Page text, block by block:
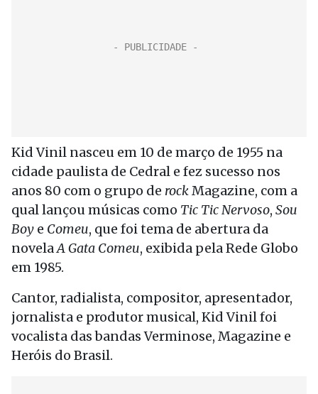
Kid Vinil nasceu em 10 de março de 1955 na
cidade paulista de Cedral e fez sucesso nos
anos 80 com o grupo de rockMagazine, com a
qual lançou músicas como Tic Tic Nervoso, Sou
Boy e Comeu, que foi tema de abertura da
novelaA Gata Comeu, exibida pela Rede Globo
em 1985.
Cantor, radialista, compositor, apresentador,
jornalista e produtor musical, Kid Vinil foi
vocalista das bandas Verminose, Magazine e
Heróis do Brasil.